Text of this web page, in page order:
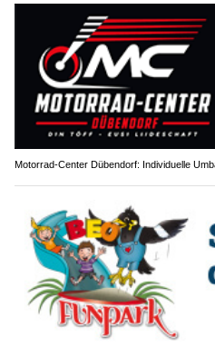
Motorrad-Center Dübendorf: Individuelle